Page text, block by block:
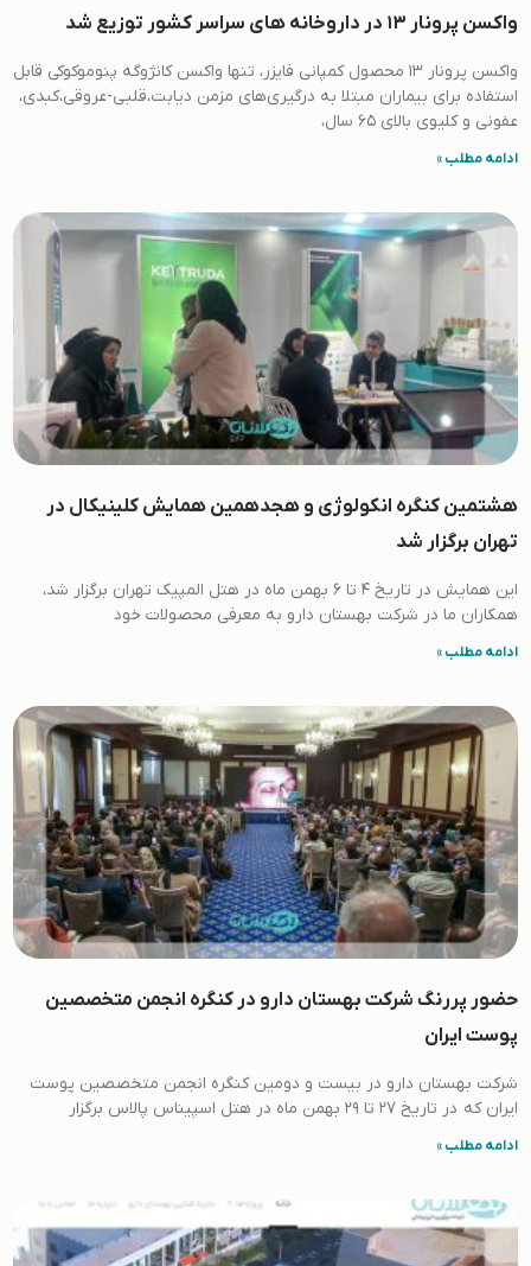
واکسن پرونار 13 در داروخانه های سراسر کشور توزیع شد
واکسن پرونار ۱۳ محصول کمپانی فایزر، تنها واکسن کانژوگه پنوموکوکی قابل
استفاده برای بیماران مبتلا به درگیری‌های مزمن دیابت،قلبی-عروقی،کبدی،
عفونی و کلیوی بالای 65 سال،
ادامه مطلب »
هشتمین کنگره انکولوژی و هجدهمین همایش کلینیکال در
تهران برگزار شد
این همایش در تاریخ 4 تا 6 بهمن ماه در هتل المپیک تهران برگزار شد،
همکاران ما در شرکت بهستان دارو به معرفی محصولات خود
ادامه مطلب »
حضور پررنگ شرکت بهستان دارو در کنگره انجمن متخصصین
پوست ایران
شرکت بهستان دارو در بیست و دومین کنگره انجمن متخصصین پوست
ایران که در تاریخ 27 تا 29 بهمن ماه در هتل اسپیناس پالاس برگزار
ادامه مطلب »